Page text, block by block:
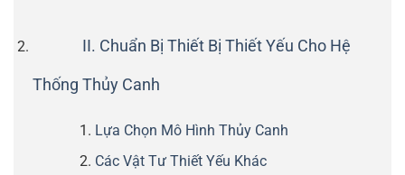
II. Chuẩn Bị Thiết Bị Thiết Yếu Cho Hệ
Thống Thủy Canh
Lựa Chọn Mô Hình Thủy Canh
Các Vật Tư Thiết Yếu Khác